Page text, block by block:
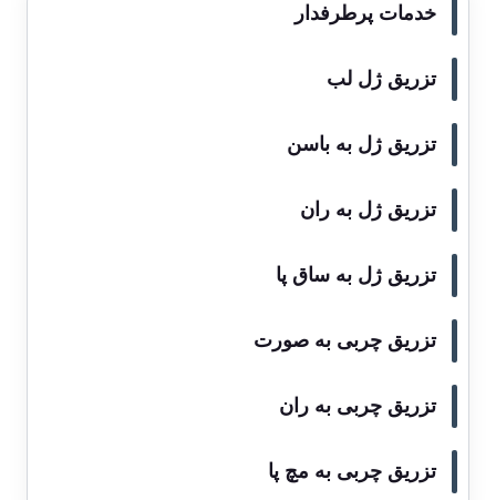
خدمات پرطرفدار
تزریق ژل لب
تزریق ژل به باسن
تزریق ژل به ران
تزریق ژل به ساق پا
تزریق چربی به صورت
تزریق چربی به ران
تزریق چربی به مچ پا